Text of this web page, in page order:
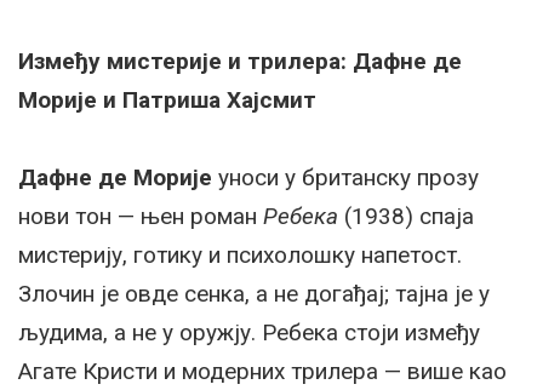
Између мистерије и трилера: Дафне де
Морије и Патриша Хајсмит
Дафне де Морије уноси у британску прозу
нови тон — њен роман Ребека (1938) спаја
мистерију, готику и психолошку напетост.
Злочин је овде сенка, а не догађај; тајна је у
људима, а не у оружју. Ребека стоји између
Агате Кристи и модерних трилера — више као